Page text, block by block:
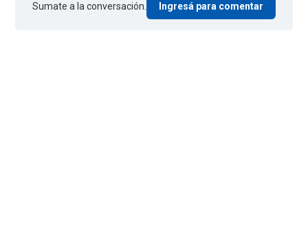
Sumate a la conversación. Ingresá para comentar